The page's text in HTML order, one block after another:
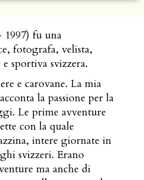
fu una
fotografa, velista,
sportiva svizzera.
e carovane. La mia
la passione per la
Le prime avventure
con la quale
intere giornate in
svizzeri. Erano
ma anche di